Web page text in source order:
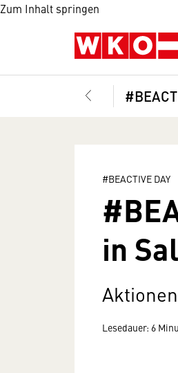
Zum Inhalt springen
#BEACTIVE DAY
in
Lesedauer: 6